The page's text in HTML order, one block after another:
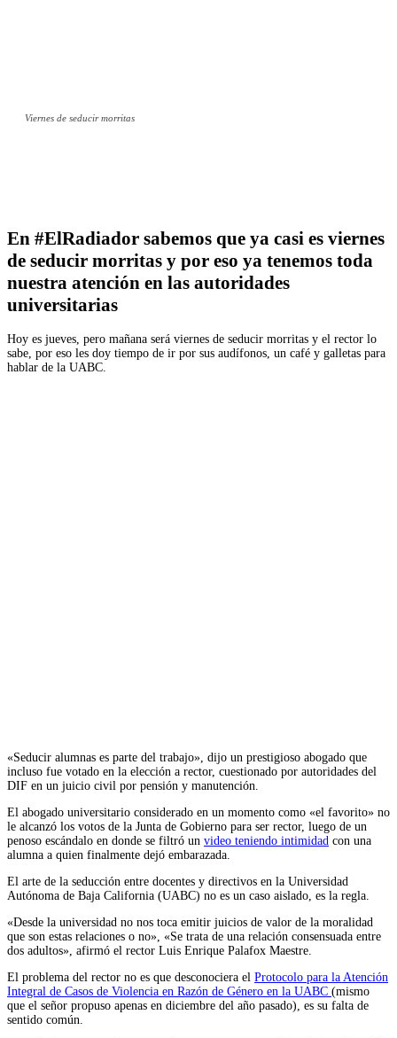
Viernes de seducir morritas
En #ElRadiador sabemos que ya casi es viernes
de seducir morritas y por eso ya tenemos toda
nuestra atención en las autoridades
universitarias
Hoy es jueves, pero mañana será viernes de seducir morritas y el rector lo
sabe, por eso les doy tiempo de ir por sus audífonos, un café y galletas para
hablar de la UABC.
«Seducir alumnas es parte del trabajo», dijo un prestigioso abogado que
incluso fue votado en la elección a rector, cuestionado por autoridades del
DIF en un juicio civil por pensión y manutención.
El abogado universitario considerado en un momento como «el favorito» no
le alcanzó los votos de la Junta de Gobierno para ser rector, luego de un
penoso escándalo en donde se filtró un video teniendo intimidad con una
alumna a quien finalmente dejó embarazada.
El arte de la seducción entre docentes y directivos en la Universidad
Autónoma de Baja California (UABC) no es un caso aislado, es la regla.
«Desde la universidad no nos toca emitir juicios de valor de la moralidad
que son estas relaciones o no», «Se trata de una relación consensuada entre
dos adultos», afirmó el rector Luis Enrique Palafox Maestre.
El problema del rector no es que desconociera el Protocolo para la Atención
Integral de Casos de Violencia en Razón de Género en la UABC (mismo
que el señor propuso apenas en diciembre del año pasado), es su falta de
sentido común.